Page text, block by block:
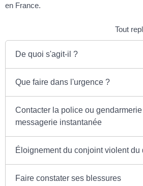
en France.
Tout
De quoi s'agit-il ?
Que faire dans l'urgence ?
Contacter la police ou
messagerie instantanée
Éloignement du conjoint violent du
Faire constater ses blessures